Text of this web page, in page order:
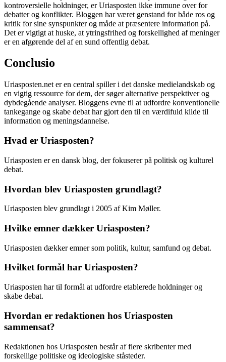
kontroversielle holdninger, er Uriasposten ikke immune over for
debatter og konflikter. Bloggen har været genstand for både ros og
kritik for sine synspunkter og måde at præsentere information på.
Det er vigtigt at huske, at ytringsfrihed og forskellighed af meninger
er en afgørende del af en sund offentlig debat.
Conclusio
Uriasposten.net er en central spiller i det danske medielandskab og
en vigtig ressource for dem, der søger alternative perspektiver og
dybdegående analyser. Bloggens evne til at udfordre konventionelle
tankegange og skabe debat har gjort den til en værdifuld kilde til
information og meningsdannelse.
Hvad er Uriasposten?
Uriasposten er en dansk blog, der fokuserer på politisk og kulturel
debat.
Hvordan blev Uriasposten grundlagt?
Uriasposten blev grundlagt i 2005 af Kim Møller.
Hvilke emner dækker Uriasposten?
Uriasposten dækker emner som politik, kultur, samfund og debat.
Hvilket formål har Uriasposten?
Uriasposten har til formål at udfordre etablerede holdninger og
skabe debat.
Hvordan er redaktionen hos Uriasposten
sammensat?
Redaktionen hos Uriasposten består af flere skribenter med
forskellige politiske og ideologiske ståsteder.